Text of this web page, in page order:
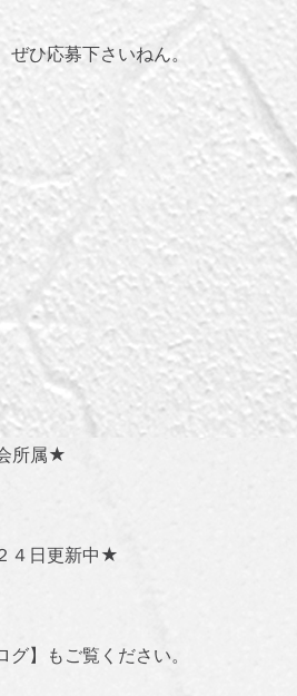
ひ応募下さいねん。
所属★
４日更新中★
】 もご覧ください。